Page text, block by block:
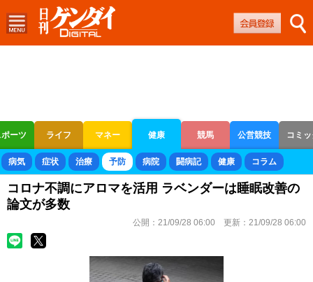
ーツ ライフ マネー 健康 競馬 公営競技 コミ
ボートレース 競輪 オートレース
病気 症状 治療 予防 病院 闘病記 健康 コラム
コロナ不調にアロマを活用 ラベンダーは睡眠改善の
論文が多数
公開： 21/09/28 06:00 更新： 21/09/28 06:00